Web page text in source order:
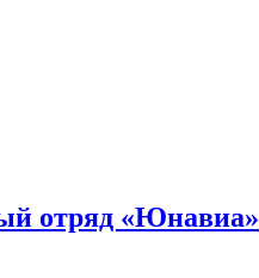
отряд «Юнавиа»